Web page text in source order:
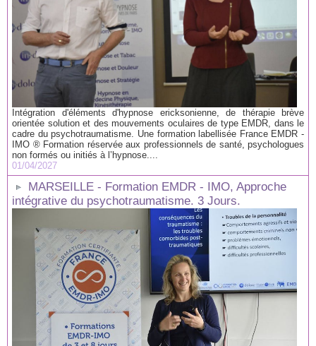
Intégration d'éléments d'hypnose ericksonienne, de thérapie brève
orientée solution et des mouvements oculaires de type EMDR, dans le
cadre du psychotraumatisme. Une formation labellisée France EMDR -
IMO ® Formation réservée aux professionnels de santé, psychologues
non formés ou initiés à l’hypnose....
01/04/2027
MARSEILLE - Formation EMDR - IMO, Approche
intégrative du psychotraumatisme. 3 Jours.